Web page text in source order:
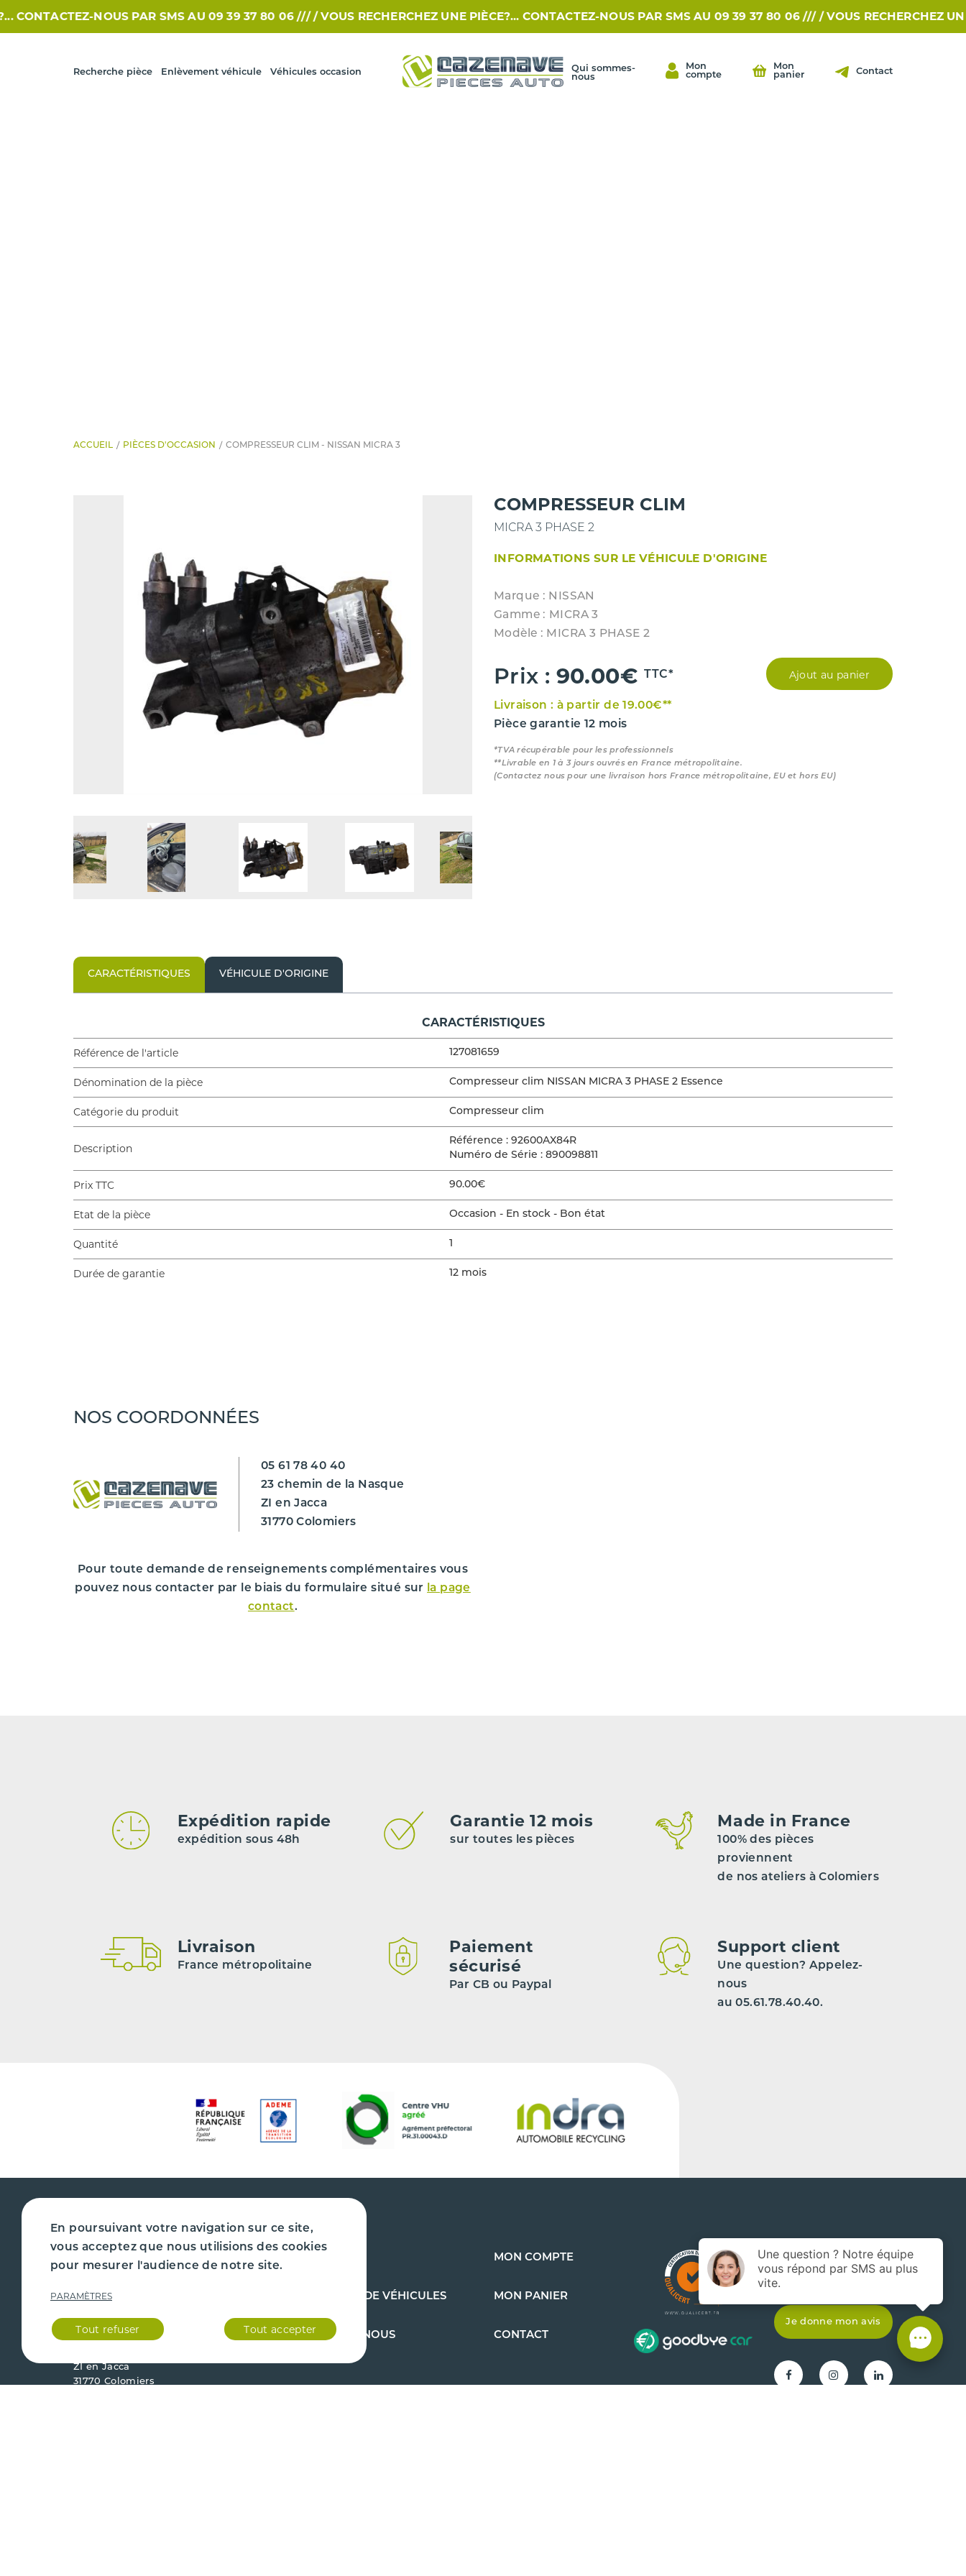
NOUS PAR SMS AU 09 39 37 80 06 /// / VOUS RECHERCHEZ UNE PIÈCE?... CONTACTEZ-NOUS PAR SMS AU 09 39 37 80 06 /// / VOUS RECHERCHEZ UNE
Recherche pièce Enlèvement véhicule Véhicules occasion
Qui sommes-
nous
Mon
compte
Mon
panier
Contact
ACCUEIL PIÈCES D'OCCASION COMPRESSEUR CLIM - NISSAN MICRA 3
COMPRESSEUR CLIM
MICRA 3 PHASE 2
INFORMATIONS SUR LE VÉHICULE D'ORIGINE
Marque : NISSAN
Gamme : MICRA 3
Modèle : MICRA 3 PHASE 2
Prix : 90.00€ TTC*
Livraison : à partir de 19.00€**
Pièce garantie 12 mois
Ajout au panier
*TVA récupérable pour les professionnels
**Livrable en 1 à 3 jours ouvrés en France métropolitaine.
(Contactez nous pour une livraison hors France métropolitaine, EU et hors EU)
CARACTÉRISTIQUES VÉHICULE D'ORIGINE
CARACTÉRISTIQUES
Référence de l'article 127081659
Dénomination de la pièce Compresseur clim NISSAN MICRA 3 PHASE 2 Essence
Catégorie du produit Compresseur clim
Description
Référence : 92600AX84R
Numéro de Série : 890098811
Prix TTC 90.00€
Etat de la pièce Occasion - En stock - Bon état
Quantité 1
Durée de garantie 12 mois
Finition
Année de mise en circulation
Kilométrage ***
Cylindrée 1240 cm
NOS COORDONNÉES
05 61 78 40 40
23 chemin de la Nasque
ZI en Jacca
31770 Colomiers
Pour toute demande de renseignements complémentaires vous
pouvez nous contacter par le biais du formulaire situé sur
la page
contact.
Expédition rapide
expédition sous 48h
Garantie 12 mois
sur toutes les pièces
Made in France
100% des pièces
proviennent
de nos ateliers à Colomiers
Livraison
France métropolitaine
Paiement
sécurisé
Par CB ou Paypal
Support client
Une question? Appelez-
nous
au 05.61.78.40.40.
CAZENAVE PIÈCES AUTO
Du lundi au vendredi
Fermé le samedi et dimanche.
ZI en Jacca
31770 Colomiers
ENLÈVEMENT DE VÉHICULES
QUI SOMMES-NOUS
MON COMPTE
MON PANIER
CONTACT
Actualités
Je donne mon avis
En poursuivant votre navigation sur ce site,
vous acceptez que nous utilisions des cookies
pour mesurer l'audience de notre site.
PARAMÈTRES
Tout refuser Tout accepter